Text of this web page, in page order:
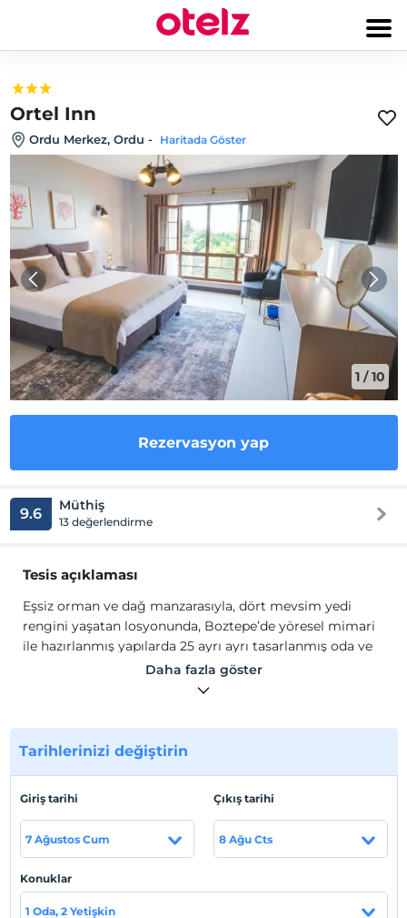
Ortel Inn
Ordu Merkez, Ordu - Haritada Göster
1 /10
Rezervasyon yap
9.6 Müthiş
13 değerlendirme
Tesis açıklaması
Eşsiz orman ve dağ manzarasıyla, dört mevsim yedi
rengini yaşatan losyonunda, Boztepe’de yöresel mimari
ile hazırlanmış yapılarda 25 ayrı ayrı tasarlanmış oda ve
süit. 11 dönüm kampüste 5 bin metrekarelik bir yeşil alan.
Boztepe’nin ve Ordu’nun güzelliğini keşfetmek için
tesisimiz 25 odadan oluşmakta ve bölgenin en geniş oda
metrekarelerine sahiptir. 5 farklı yapıdan oluşan
tesisimizde ücretsiz otopark, ücretsiz wifi, 5000 m2 yeşil
alan, özenle hazırlanmış peyzajı ile huzurlu tatili
bulabilirsiniz.
Diğer bir markamız olan yanıbaşımızda ki Kozza
restaurantta sizlere yörenin en leziz yemeklerin yanında
doyumsuz bir deniz ve doğa manzarasını da sunuyoruz.
Daha fazla göster
Tarihlerinizi değiştirin
Giriş tarihi
7 Ağustos Cum
Çıkış tarihi
8 Ağu Cts
Konuklar
1 Oda, 2 Yetişkin